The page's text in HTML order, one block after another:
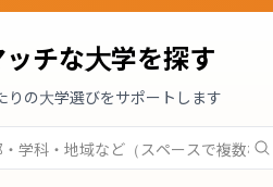
チな大学を探す
りの大学選びをサポートします